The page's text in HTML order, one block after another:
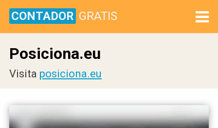
CONTADOR GRATIS
Posiciona.eu
Visita posiciona.eu